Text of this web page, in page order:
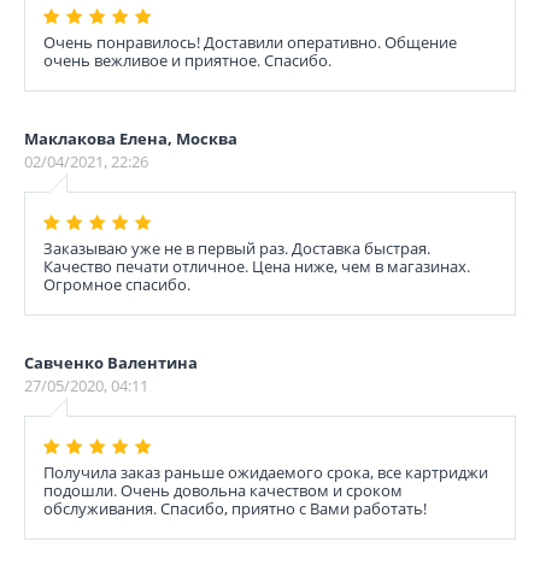
Очень понравилось! Доставили оперативно. Общение
очень вежливое и приятное. Спасибо.
Маклакова Елена, Москва
02/04/2021, 22:26
Заказываю уже не в первый раз. Доставка быстрая.
Качество печати отличное. Цена ниже, чем в магазинах.
Огромное спасибо.
Савченко Валентина
27/05/2020, 04:11
Получила заказ раньше ожидаемого срока, все картриджи
подошли. Очень довольна качеством и сроком
обслуживания. Спасибо, приятно с Вами работать!